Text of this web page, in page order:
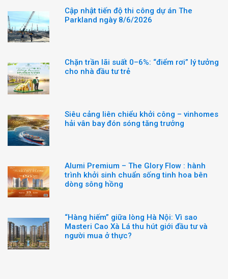
Cập nhật tiến độ thi công dự án The
Parkland ngày 8/6/2026
Chặn trần lãi suất 0–6%: “điểm rơi” lý tưởng
cho nhà đầu tư trẻ
Siêu cảng liên chiểu khởi công – vinhomes
hải vân bay đón sóng tăng trưởng
Alumi Premium – The Glory Flow : hành
trình khởi sinh chuẩn sống tinh hoa bên
dòng sông hồng
“Hàng hiếm” giữa lòng Hà Nội: Vì sao
Masteri Cao Xà Lá thu hút giới đầu tư và
người mua ở thực?